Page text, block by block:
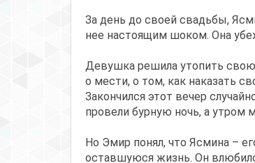
За день до своей свадьбы,
нее настоящим шоком. Она
Девушка решила утопить свою
о мести, о том, как наказать
Закончился этот вечер
провели бурную ночь, а утром
Но Эмир понял, что Ясмина –
оставшуюся жизнь. Он